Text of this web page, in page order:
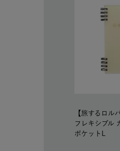
【旅するロル
フレキシブル
ポケットL